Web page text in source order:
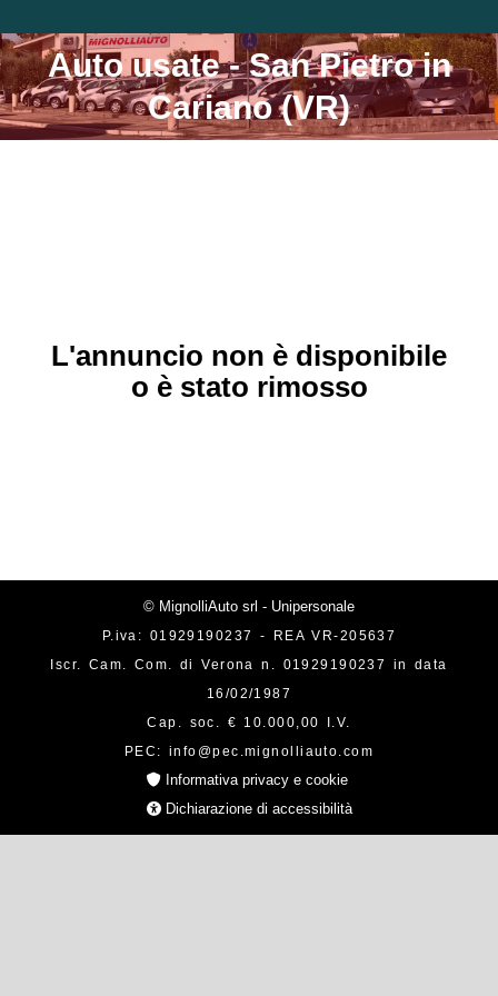
Auto usate - San Pietro in
Cariano (VR)
Tu sei qui:
L'annuncio non è disponibile
o è stato rimosso
© MignolliAuto srl - Unipersonale
P.iva: 01929190237 - REA VR-205637
Iscr. Cam. Com. di Verona n. 01929190237 in data
16/02/1987
Cap. soc. € 10.000,00 I.V.
PEC: info@pec.mignolliauto.com
Informativa privacy e cookie
Dichiarazione di accessibilità